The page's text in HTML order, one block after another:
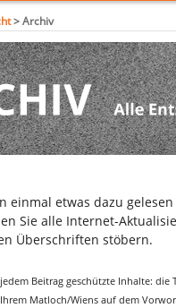
>Archiv
einmal etwas dazu
Sie alle Internet-
Überschriften stöbern.
Beitrag geschützte Inhalte:
Matloch/Wiens auf dem